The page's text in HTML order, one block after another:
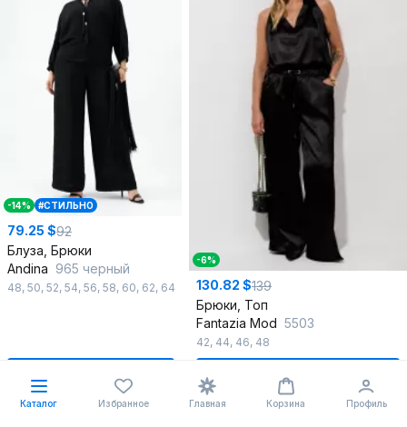
-14% #СТИЛЬНО
79.25 $92
Блуза, Брюки
Andina 965 черный
48, 50, 52, 54, 56, 58, 60, 62, 64
-6%
130.82 $139
Брюки, Топ
Fantazia Mod 5503
42, 44, 46, 48
Каталог Избранное Главная Корзина Профиль